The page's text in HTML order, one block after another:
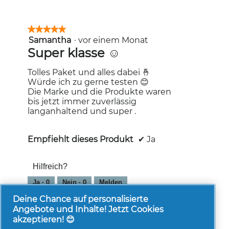
★★★★★
★★★★★
5
von
5
Sternen.
Samantha · vor einem Monat
Super klasse ☺️
Tolles Paket und alles dabei 🤞
Würde ich zu gerne testen 😊
Die Marke und die Produkte waren
bis jetzt immer zuverlässig
langanhaltend und super .
Empfiehlt dieses Produkt ✔ Ja
Hilfreich?
Ja ·0 Nein ·0 Melden
Deine Chance auf personalisierte
Angebote und Inhalte! Jetzt Cookies
akzeptieren! 😊